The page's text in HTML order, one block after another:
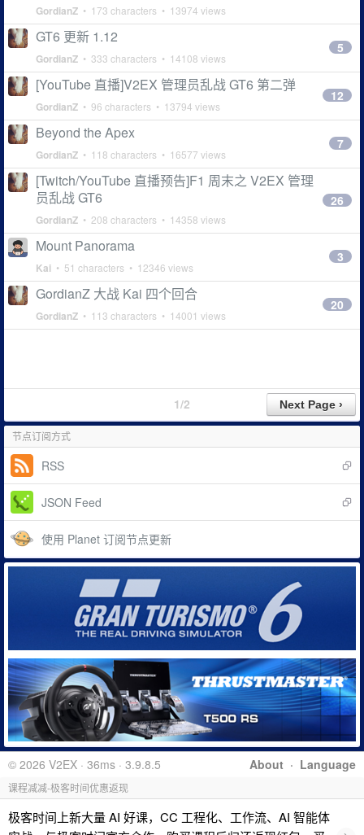
GordianZ • 173 characters • 13974 views
GT6 更新 1.12
GordianZ • 333 characters • 14108 views
5
[YouTube 直播]V2EX 管理员乱战 GT6 第二弹
GordianZ • 96 characters • 13794 views
12
Beyond the Apex
GordianZ • 118 characters • 16577 views
7
[Twitch/YouTube 直播预告]F1 周末之 V2EX 管理
员乱战 GT6
GordianZ • 208 characters • 14358 views
26
Mount Panorama
Kai • 51 characters • 12346 views
3
GordianZ 大战 Kai 四个回合
GordianZ • 113 characters • 14001 views
20
1/2
节点订阅方式
RSS
JSON Feed
使用 Planet 订阅节点更新
About · Language
© 2026 V2EX · 36ms · 3.9.8.5
课程减减-极客时间优惠返现
极客时间上新大量 AI 好课，CC 工程化、工作流、AI 智能体